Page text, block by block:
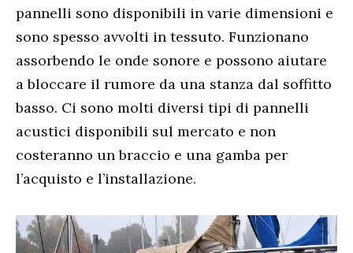
pannelli sono disponibili in varie dimensioni e
sono spesso avvolti in tessuto. Funzionano
assorbendo le onde sonore e possono aiutare
a bloccare il rumore da una stanza dal soffitto
basso. Ci sono molti diversi tipi di pannelli
acustici disponibili sul mercato e non
costeranno un braccio e una gamba per
l’acquisto e l’installazione.